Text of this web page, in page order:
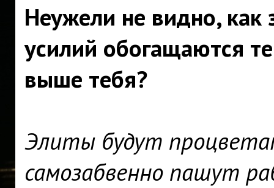
Неужели не видно, как
усилий обогащаются
выше тебя?
Элиты будут
самозабвенно пашут